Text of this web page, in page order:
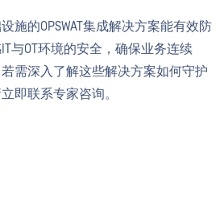
施的OPSWAT集成解决方案能有效防
与OT环境的安全，确保业务连续
需深入了解这些解决方案如何守护
即联系专家咨询。